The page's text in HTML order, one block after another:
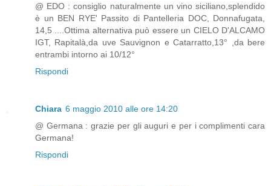
@ EDO : consiglio naturalmente un vino siciliano,splendido
è un BEN RYE' Passito di Pantelleria DOC, Donnafugata,
14,5 ....Ottima alternativa può essere un CIELO D'ALCAMO
IGT, Rapitalà,da uve Sauvignon e Catarratto,13° ,da bere
entrambi intorno ai 10/12°
Rispondi
Chiara 6 maggio 2010 alle ore 14:20
@ Germana : grazie per gli auguri e per i complimenti cara
Germana!
Rispondi